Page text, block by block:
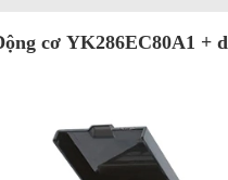
cơ YK286EC80A1 +